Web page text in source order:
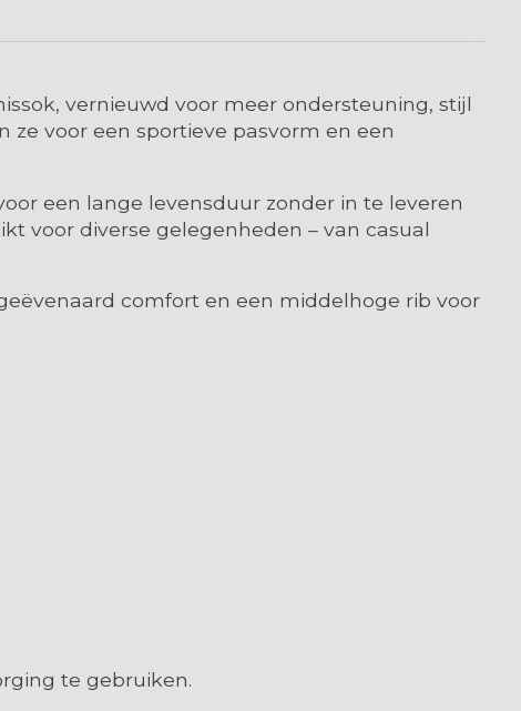
vernieuwd voor meer ondersteuning, stijl
voor een sportieve pasvorm en een
een lange levensduur zonder in te leveren
voor diverse gelegenheden – van casual
comfort en een middelhoge rib voor
te gebruiken.